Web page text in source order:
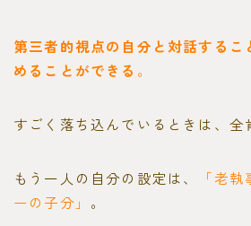
第三者的視点の自分と対話するこ
めることができる 。
すごく落ち込んでいるときは、全
もう一人の自分の設定は、
「老
ーの子分」 。